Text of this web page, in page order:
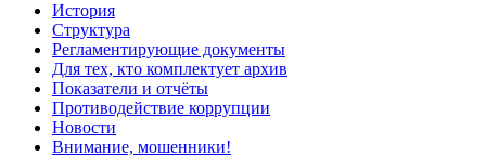
История
Структура
Регламентирующие документы
Для тех, кто комплектует архив
Показатели и отчёты
Противодействие коррупции
Новости
Внимание, мошенники!